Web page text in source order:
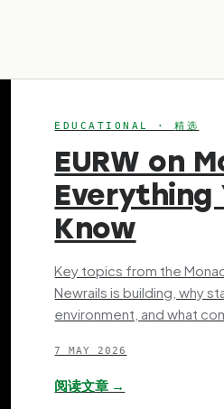
EDUCATIONAL ·精选
EURW on
Everything
Know
Key topics from the
Newrails is building, why
environment, and what
7 MAY 2026
阅读文章 →